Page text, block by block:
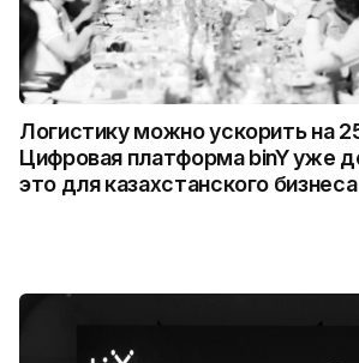
Логистику можно ускорить на
Цифровая платформа binY уже
это для казахстанского бизнеса